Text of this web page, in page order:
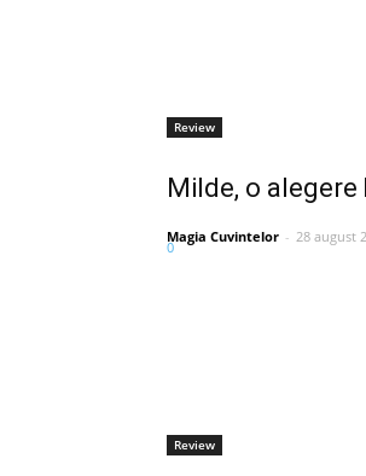
Review
Milde, o
Magia Cuvintelor - 28 august
0
Review